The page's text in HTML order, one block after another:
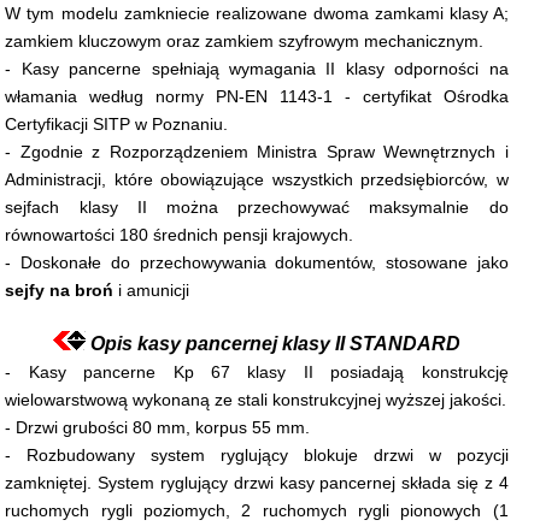
W tym modelu zamkniecie realizowane dwoma zamkami klasy A;
zamkiem kluczowym oraz zamkiem szyfrowym mechanicznym.
- Kasy pancerne spełniają wymagania II klasy odporności na
włamania według normy PN-EN 1143-1 - certyfikat Ośrodka
Certyfikacji SITP w Poznaniu.
- Zgodnie z Rozporządzeniem Ministra Spraw Wewnętrznych i
Administracji, które obowiązujące wszystkich przedsiębiorców, w
sejfach klasy II można przechowywać maksymalnie do
równowartości 180 średnich pensji krajowych.
- Doskonałe do przechowywania dokumentów, stosowane jako
sejfy na broń i amunicji
Opis kasy pancernej klasy II STANDARD
- Kasy pancerne Kp 67 klasy II posiadają konstrukcję
wielowarstwową wykonaną ze stali konstrukcyjnej wyższej jakości.
- Drzwi grubości 80 mm, korpus 55 mm.
- Rozbudowany system ryglujący blokuje drzwi w pozycji
zamkniętej. System ryglujący drzwi kasy pancernej składa się z 4
ruchomych rygli poziomych, 2 ruchomych rygli pionowych (1